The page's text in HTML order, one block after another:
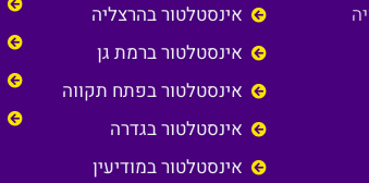
אינסטלטור בהרצליה
אינסטלטור ברמת גן
אינסטלטור בפתח תקווה
אינסטלטור בגדרה
אינסטלטור במודיעין